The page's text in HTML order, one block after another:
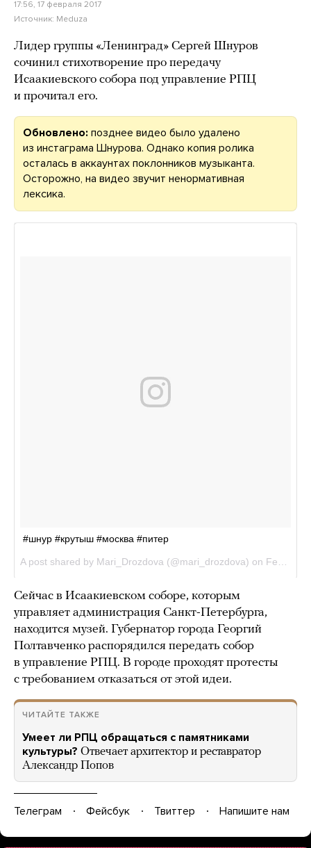
17:56, 17 февраля 2017
Источник: Meduza
Лидер группы «Ленинград» Сергей Шнуров
сочинил стихотворение про передачу
Исаакиевского собора под управление РПЦ
и прочитал его.
Обновлено: позднее видео было удалено
из инстаграма Шнурова. Однако копия ролика
осталась в аккаунтах поклонников музыканта.
Осторожно, на видео звучит ненормативная
лексика.
Сейчас в Исаакиевском соборе, которым
управляет администрация Санкт-Петербурга,
находится музей. Губернатор города Георгий
Полтавченко распорядился передать собор
в управление РПЦ. В городе проходят протесты
с требованием отказаться от этой идеи.
ЧИТАЙТЕ ТАКЖЕ
Умеет ли РПЦ обращаться с памятниками
культуры? Отвечает архитектор и реставратор
Александр Попов
Телеграм Фейсбук Твиттер Напишите нам